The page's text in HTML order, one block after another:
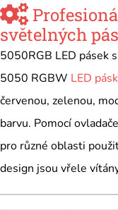
světelných
5050RGB LED pásek
5050 RGBW LED
červenou, zelenou,
barvu. Pomocí
pro různé oblasti
design jsou vřele